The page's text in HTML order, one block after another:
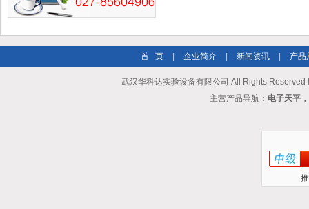
首 页 企业简介 新闻资讯 产品
武汉华科达实验设备有限公司 All Rights Reserved
主营产品导航： 电子天平